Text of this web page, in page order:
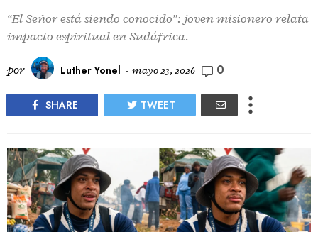
“El Señor está siendo conocido”: joven misionero relata
impacto espiritual en Sudáfrica.
por Luther Yonel - mayo 23, 2026 0
SHARE TWEET